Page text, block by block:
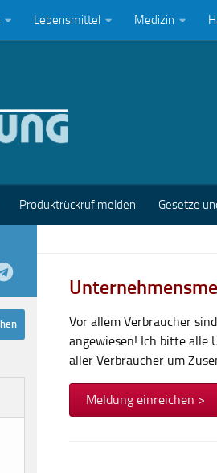
Lebensmittel Medizin
Produktrückruf melden Gesetze
Vor allem Verbraucher
angewiesen! Ich bitte alle
aller Verbraucher um
Meldung einreichen >